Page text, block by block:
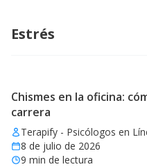
Estrés
Chismes en la oficina:
carrera
Terapify - Psicólogos en
8 de julio de 2026
9 min de lectura